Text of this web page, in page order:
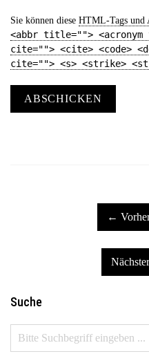
Sie können diese HTML-Tags und
<abbr title="">
cite=""> <cite> <code>
cite=""> <s> <strike>
ABSCHICKEN
←
Suche